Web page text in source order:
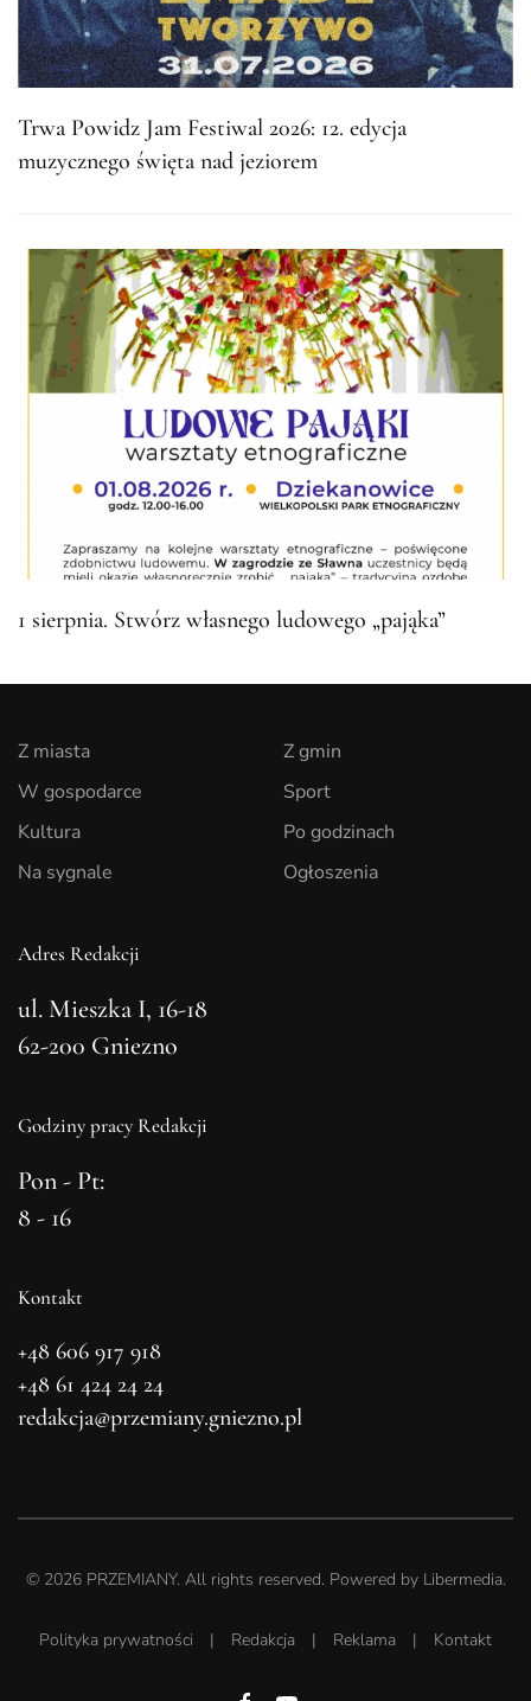
Trwa Powidz Jam Festiwal 2026: 12. edycja
muzycznego święta nad jeziorem
1 sierpnia. Stwórz własnego ludowego „pająka”
Z miasta
W gospodarce
Kultura
Na sygnale
Z gmin
Sport
Po godzinach
Ogłoszenia
Adres Redakcji
ul. Mieszka I, 16-18
62-200 Gniezno
Godziny pracy Redakcji
Pon - Pt:
8 - 16
Kontakt
+48 606 917 918
+48 61 424 24 24
redakcja@przemiany.gniezno.pl
© 2026PRZEMIANY. All rights reserved. Powered by Libermedia.
Polityka prywatności | Redakcja | Reklama | Kontakt